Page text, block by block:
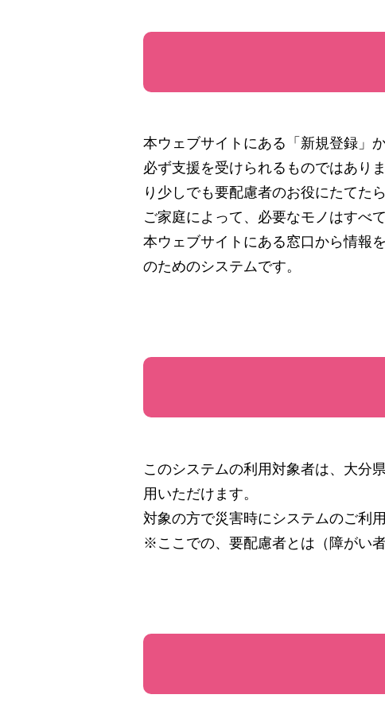
本ウェブサイトにある「新規登録」
必ず支援を受けられるものではあり
り少しでも要配慮者のお役にたてた
ご家庭によって、必要なモノはすべて
本ウェブサイトにある窓口から情報
のためのシステムです。
このシステムの利用対象者は、大分
用いただけます。
対象の方で災害時にシステムのご利
※ここでの、要配慮者とは（障がい